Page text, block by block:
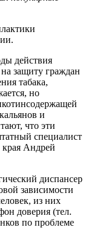
действия
защиту граждан
табака,
но
и
что эти
специалист
края Андрей
диспансер
зависимости
из них
доверия (тел.
по проблеме